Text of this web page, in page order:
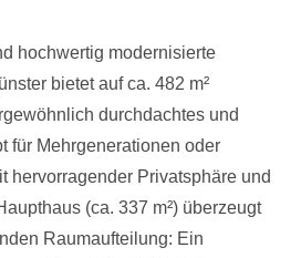
hochwertig modernisierte
bietet auf ca. 482 m²
durchdachtes und
für Mehrgenerationen oder
hervorragender Privatsphäre und
(ca. 337 m²) überzeugt
Raumaufteilung: Ein